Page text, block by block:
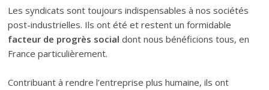
Les syndicats sont toujours indispensables à nos sociétés
post-industrielles. Ils ont été et restent un formidable
facteur de progrès social dont nous bénéficions tous, en
France particulièrement.
Contribuant à rendre l’entreprise plus humaine, ils ont